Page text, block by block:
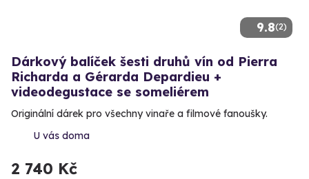
9.8(2)
Dárkový balíček šesti druhů vín od Pierra
Richarda a Gérarda Depardieu +
videodegustace se someliérem
Originální dárek pro všechny vinaře a filmové fanoušky.
U vás doma
2 740 Kč